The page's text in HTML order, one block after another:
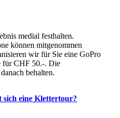
medial festhalten.
können mitgenommen
wir für Sie eine GoPro
für CHF 50.-. Die
behalten.
sich eine Klettertour?